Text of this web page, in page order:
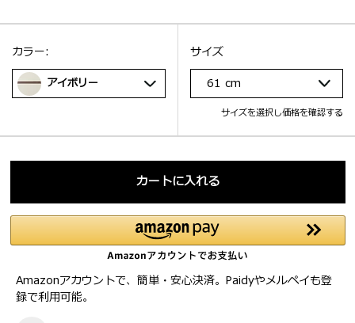
サイズ
選択：
サイズ
61 cm
サイズを選択し価格を確認する
選択：
カラー:
アイボリー
カートに入れる
Amazonアカウントで、簡単・安心決済。Paidyやメルペイも登
録で利用可能。